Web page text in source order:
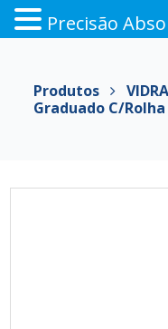
conteúdo
Produtos
Graduado C/rolha
Precisão